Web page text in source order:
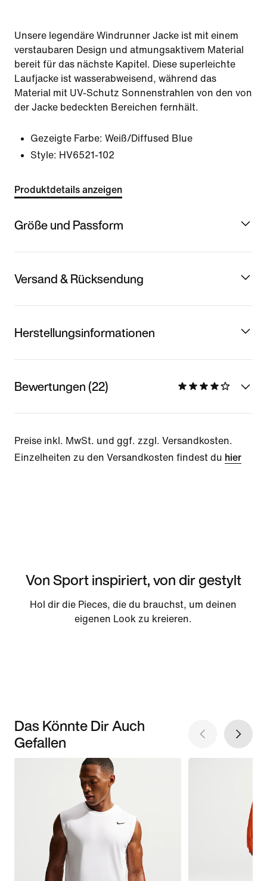
Unsere legendäre Windrunner Jacke ist mit einem
verstaubaren Design und atmungsaktivem Material
bereit für das nächste Kapitel. Diese superleichte
Laufjacke ist wasserabweisend, während das
Material mit UV-Schutz Sonnenstrahlen von den von
der Jacke bedeckten Bereichen fernhält.
Gezeigte Farbe: Weiß/Diffused Blue
Style: HV6521-102
Produktdetails anzeigen
Größe und Passform
Versand & Rücksendung
Herstellungsinformationen
Bewertungen (22)
Preise inkl. MwSt. und ggf. zzgl. Versandkosten.
Einzelheiten zu den Versandkosten findest du hier
Von Sport inspiriert, von dir gestylt
Hol dir die Pieces, die du brauchst, um deinen
eigenen Look zu kreieren.
Das Könnte Dir Auch
Gefallen